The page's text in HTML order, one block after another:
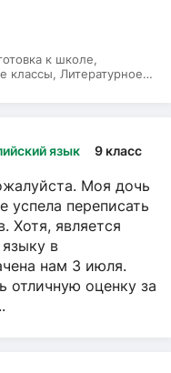
к школе,
Литературное
язык 9 класс
Моя дочь
успела переписать
Хотя, является
в
нам 3 июля.
отличную оценку за